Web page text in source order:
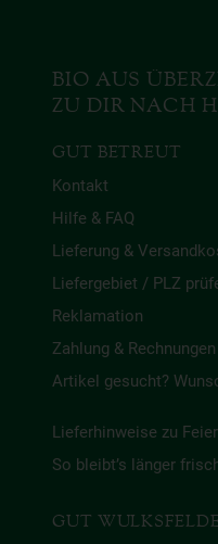
BIO AUS
ZU DIR NACH
GUT BETREUT
Kontakt
Hilfe & FAQ
Lieferung &
Liefergebiet / PLZ
Reklamation
Zahlung & Rechnungen
Artikel gesucht?
Lieferhinweise zu
So bleibt’s länger
GUT